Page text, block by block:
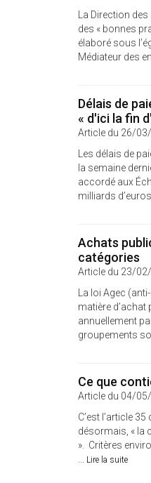
La Direction
des « bonnes
élaboré sous
Médiateur des
Délais de
« d'ici la fin
Article du 26/
Les délais de
la semaine
accordé aux
milliards d’euros
Achats
catégories
Article du 23/
La loi Agec
matière d’achat
annuellement
groupements
Ce que
Article du 04/
C’est l’article
désormais, « la
». Critères
Lire la suite